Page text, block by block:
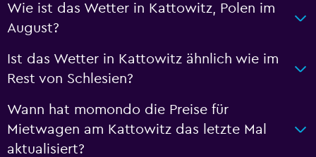
Wie ist das Wetter in Kattowitz, Polen im
August?
Ist das Wetter in Kattowitz ähnlich wie im
Rest von Schlesien?
Wann hat momondo die Preise für
Mietwagen am Kattowitz das letzte Mal
aktualisiert?